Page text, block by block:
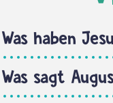
Was haben
Was sagt